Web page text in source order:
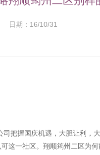
日期：16/10/31
把握国庆机遇，大胆让利，
一社区。翔顺筠州二区为何